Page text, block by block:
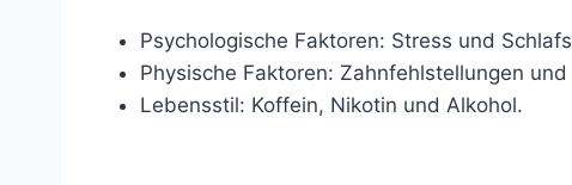
Psychologische Faktoren: Stress und
Physische Faktoren: Zahnfehlstellungen
Lebensstil: Koffein, Nikotin und Alkohol.